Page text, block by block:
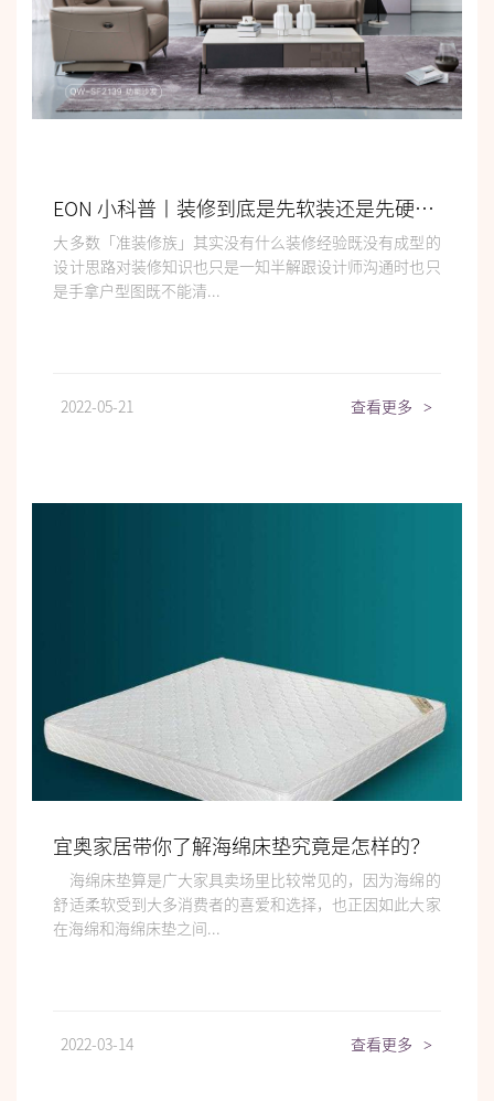
EON 小科普丨装修到底是先软装还是先硬装？
大多数「准装修族」其实没有什么装修经验既没有成型的
设计思路对装修知识也只是一知半解跟设计师沟通时也只
是手拿户型图既不能清...
2022-05-21 查看更多 >
宜奥家居带你了解海绵床垫究竟是怎样的？
海绵床垫算是广大家具卖场里比较常见的，因为海绵的
舒适柔软受到大多消费者的喜爱和选择，也正因如此大家
在海绵和海绵床垫之间...
2022-03-14 查看更多 >